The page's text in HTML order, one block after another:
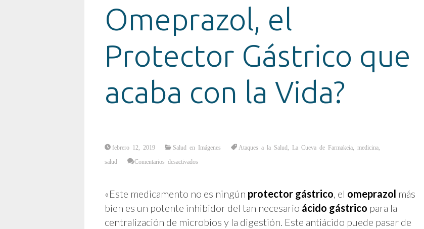
Omeprazol, el
Protector Gástrico que
acaba con la Vida?
febrero 12, 2019 Salud en Imágenes Ataques a la Salud La Cueva de Farmakeia medicina
salud Comentarios desactivados
el
Protector
Gástrico
que
acaba
con
«Este medicamento no es ningún protector gástrico , el omeprazol más
bien es un potente inhibidor del tan necesario ácido gástrico para la
centralización de microbios y la digestión. Este antiácido puede pasar de